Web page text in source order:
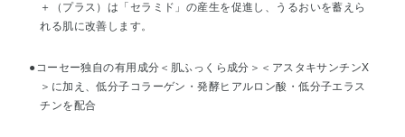
＋（プラス）は「セラミド」の産生を促進し、うるおいを蓄えら
れる肌に改善します。
●コーセー独自の有用成分＜肌ふっくら成分＞＜アスタキサンチンX
＞に加え、低分子コラーゲン・発酵ヒアルロン酸・低分子エラス
チンを配合